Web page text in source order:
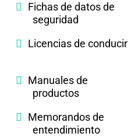
Fichas de datos de
seguridad
Licencias de conducir
Manuales de
productos
Memorandos de
entendimiento